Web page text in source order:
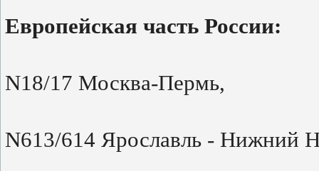
Европейская часть России:
N18/17 Москва-Пермь,
N613/614 Ярославль - Нижний